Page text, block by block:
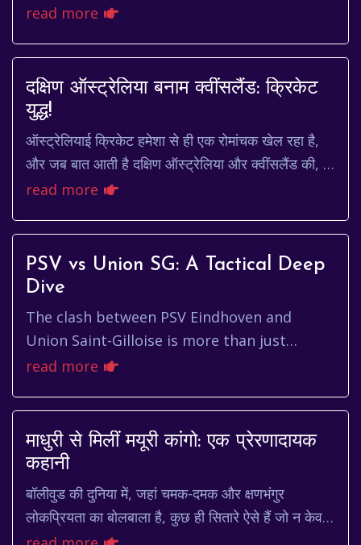
ऐसा ही एक मामला है शाह बानो केस। यह मामला ...
read more
दक्षिण ऑस्ट्रेलिया बनाम क्वींसलैंड: क्रिकेट
युद्ध!
ऑस्ट्रेलियाई क्रिकेट हमेशा से ही एक रोमांचक खेल रहा है,
और जब बात आती है दक्षिण ऑस्ट्रेलिया और क्वींसलैंड की, तो
मुकाबला और भी दिलचस्प हो जाता है। ये ...
read more
PSV vs Union SG: A Tactical Deep
Dive
The clash between PSV Eindhoven and
Union Saint-Gilloise is more than just
another Europa League fixture; it's a
read more
माधुरी से मिलीं मयूरी कांगो: एक प्रेरणादायक
कहानी
बॉलीवुड की दुनिया में, जहां चमक-दमक और क्षणभंगुर
लोकप्रियता का बोलबाला है, कुछ ही सितारे ऐसे हैं जो न केवल
अपनी प्रतिभा से दर्शकों का दिल जीतते हैं, ब...